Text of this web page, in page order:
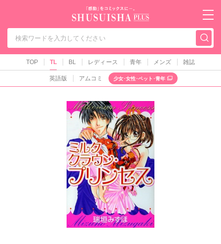
秋水社PLUS（テ
TOP TL BL レディース 青年 メンズ 雑誌
英語版 アムコミ 少女･女性･ペット･青年